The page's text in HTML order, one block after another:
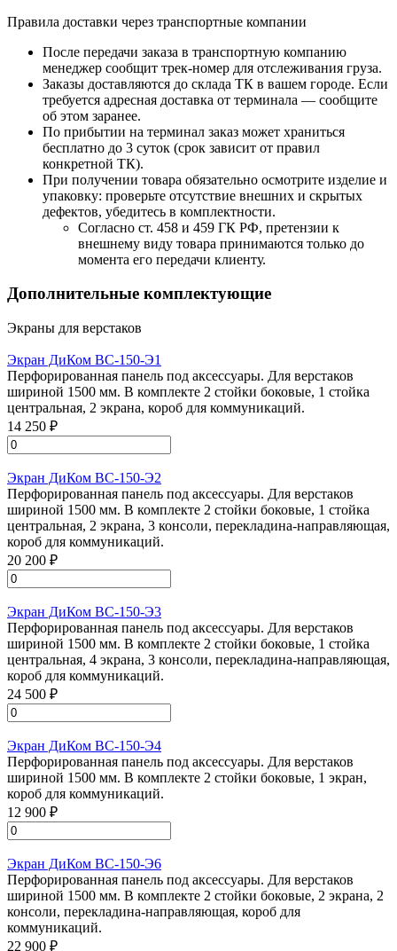
Правила доставки через транспортные компании
После передачи заказа в транспортную компанию
менеджер сообщит трек-номер для отслеживания груза.
Заказы доставляются до склада ТК в вашем городе. Если
требуется адресная доставка от терминала — сообщите
об этом заранее.
По прибытии на терминал заказ может храниться
бесплатно до 3 суток (срок зависит от правил
конкретной ТК).
При получении товара обязательно осмотрите изделие и
упаковку: проверьте отсутствие внешних и скрытых
дефектов, убедитесь в комплектности.
Согласно ст. 458 и 459 ГК РФ, претензии к
внешнему виду товара принимаются только до
момента его передачи клиенту.
Дополнительные комплектующие
Экраны для верстаков
Экран ДиКом ВС-150-Э1
Перфорированная панель под аксессуары. Для верстаков
шириной 1500 мм. В комплекте 2 стойки боковые, 1 стойка
центральная, 2 экрана, короб для коммуникаций.
14 250 ₽
Экран ДиКом ВС-150-Э2
Перфорированная панель под аксессуары. Для верстаков
шириной 1500 мм. В комплекте 2 стойки боковые, 1 стойка
центральная, 2 экрана, 3 консоли, перекладина-направляющая,
короб для коммуникаций.
20 200 ₽
Экран ДиКом ВС-150-Э3
Перфорированная панель под аксессуары. Для верстаков
шириной 1500 мм. В комплекте 2 стойки боковые, 1 стойка
центральная, 4 экрана, 3 консоли, перекладина-направляющая,
короб для коммуникаций.
24 500 ₽
Экран ДиКом ВС-150-Э4
Перфорированная панель под аксессуары. Для верстаков
шириной 1500 мм. В комплекте 2 стойки боковые, 1 экран,
короб для коммуникаций.
12 900 ₽
Экран ДиКом ВС-150-Э6
Перфорированная панель под аксессуары. Для верстаков
шириной 1500 мм. В комплекте 2 стойки боковые, 2 экрана, 2
консоли, перекладина-направляющая, короб для
коммуникаций.
22 900 ₽